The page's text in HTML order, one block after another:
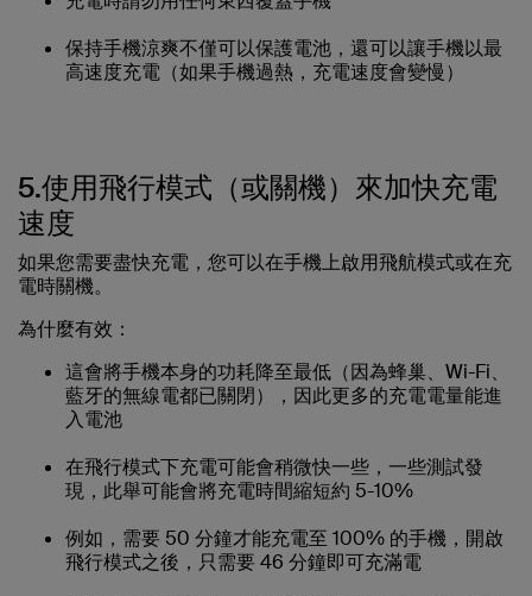
保持手機涼爽不僅可以保護電池，還可以讓手機以最
高速度充電（如果手機過熱，充電速度會變慢）
5.使用飛行模式（或關機）來加快充電
速度
如果您需要盡快充電，您可以在手機上啟用飛航模式或在充
電時關機。
為什麼有效：
這會將手機本身的功耗降至最低（因為蜂巢、Wi-Fi、
藍牙的無線電都已關閉），因此更多的充電電量能進
入電池
在飛行模式下充電可能會稍微快一些，一些測試發
現，此舉可能會將充電時間縮短約 5-10%
例如，需要 50 分鐘才能充電至 100% 的手機，開啟
飛行模式之後，只需要 46 分鐘即可充滿電